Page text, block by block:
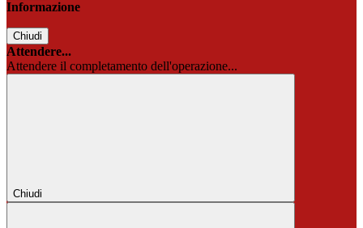
Informazione
Chiudi
Attendere...
Attendere il completamento dell'operazione...
Chiudi